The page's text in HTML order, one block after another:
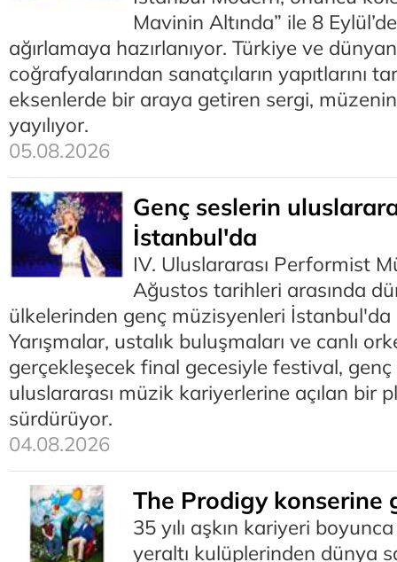
Mavinin Altında” ile 8
ağırlamaya hazırlanıyor. Türkiye ve
coğrafyalarından sanatçıların yapıtlarını
eksenlerde bir araya getiren sergi,
yayılıyor.
05.08.2026
Genç seslerin
İstanbul'da
IV. Uluslararası Performist
Ağustos tarihleri arasında
ülkelerinden genç müzisyenleri
Yarışmalar, ustalık buluşmaları ve canlı
gerçekleşecek final gecesiyle festival, genç
uluslararası müzik kariyerlerine açılan bir
sürdürüyor.
04.08.2026
The Prodigy konserine
35 yılı aşkın kariyeri
yeraltı kulüplerinden dünya